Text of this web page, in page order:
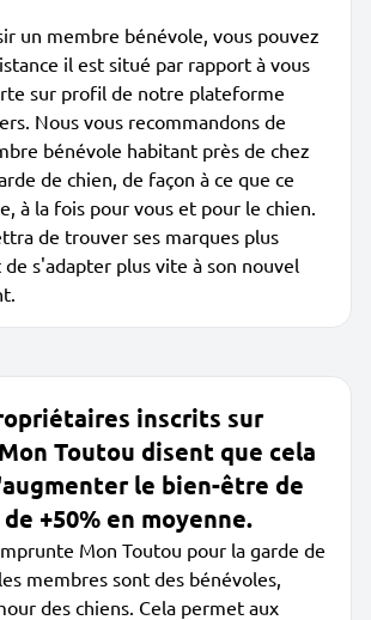
un membre bénévole, vous pouvez
il est situé par rapport à vous
sur profil de notre plateforme
Nous vous recommandons de
bénévole habitant près de chez
de chien, de façon à ce que ce
à la fois pour vous et pour le chien.
de trouver ses marques plus
s'adapter plus vite à son nouvel
inscrits sur
Toutou disent que cela
le bien-être de
+50% en moyenne.
Mon Toutou pour la garde de
membres sont des bénévoles,
des chiens. Cela permet aux